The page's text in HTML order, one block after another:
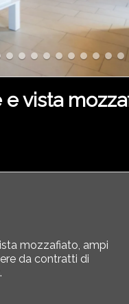
vista
mozzafiato, ampi
da contratti di
.